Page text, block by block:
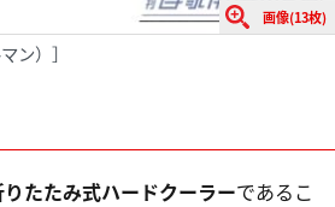
画像(13枚)
ン）］
たたみ式ハードクーラーであるこ